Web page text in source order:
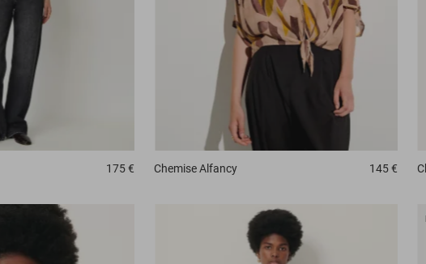
175 € ChemiseAlfancy 145 €